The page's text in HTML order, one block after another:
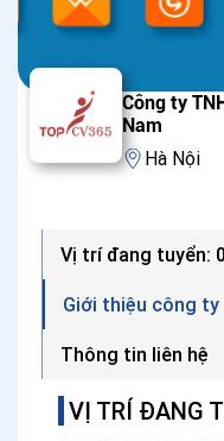
Công ty
Nam
Hà Nội
VỊ TRÍ ĐANG
Vị trí đang tuyển: 0
Giới thiệu công ty
Thông tin liên hệ